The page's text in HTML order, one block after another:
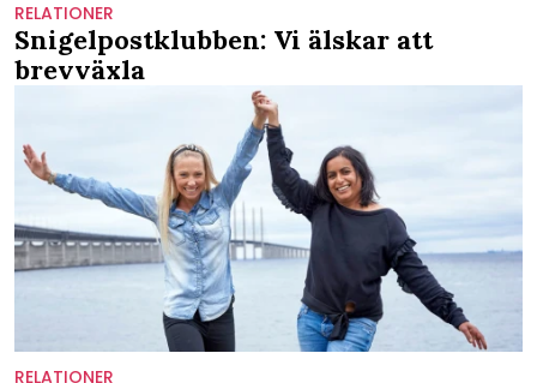
RELATIONER
Snigelpostklubben: Vi älskar att
brevväxla
RELATIONER